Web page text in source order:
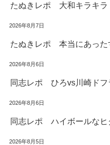
たぬきレポ 大和キラキ
2026年8月7日
たぬきレポ 本当にあっ
2026年8月6日
同志レポ ひろvs川崎ド
2026年8月6日
同志レポ ハイボールな
2026年8月5日